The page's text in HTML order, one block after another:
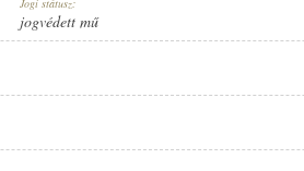
Jogi státusz:
jogvédett mű